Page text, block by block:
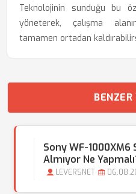
Teknolojinin sunduğu bu
yöneterek, çalışma
tamamen ortadan
Sony WF-1000XM6
Almıyor Ne
LEVERSNET